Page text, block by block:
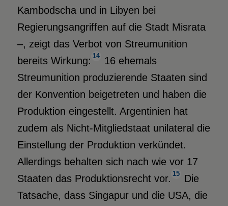
Kambodscha und in Libyen bei
Regierungsangriffen auf die Stadt Misrata
–, zeigt das Verbot von Streumunition
bereits Wirkung: 14
16 ehemals
Streumunition produzierende Staaten sind
der Konvention beigetreten und haben die
Produktion eingestellt. Argentinien hat
zudem als Nicht-Mitgliedstaat unilateral die
Einstellung der Produktion verkündet.
Allerdings behalten sich nach wie vor 17
Staaten das Produktionsrecht vor. 15
Die
Tatsache, dass Singapur und die USA, die